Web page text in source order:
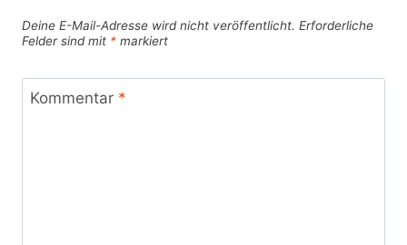
Deine E-Mail-Adresse wird nicht veröffentlicht. Erforderliche
Felder sind mit * markiert
Kommentar *